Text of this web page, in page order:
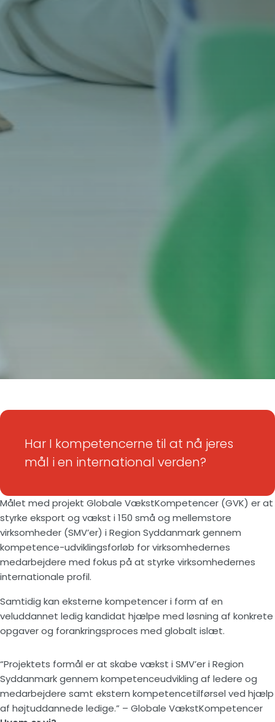
Har I kompetencerne til at nå jeres
mål i en international verden?
Målet med projekt Globale VækstKompetencer (GVK) er at
styrke eksport og vækst i 150 små og mellemstore
virksomheder (SMV’er) i Region Syddanmark gennem
kompetence-udviklingsforløb for virksomhedernes
medarbejdere med fokus på at styrke virksomhedernes
internationale profil.
Samtidig kan eksterne kompetencer i form af en
veluddannet ledig kandidat hjælpe med løsning af konkrete
opgaver og forankringsproces med globalt islæt.
“Projektets formål er at skabe vækst i SMV’er i Region
Syddanmark gennem kompetenceudvikling af ledere og
medarbejdere samt ekstern kompetencetilførsel ved hjælp
af højtuddannede ledige.” – Globale VækstKompetencer